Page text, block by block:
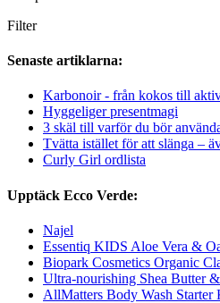
Filter
Senaste artiklarna:
Karbonoir - från kokos till
Hyggeliger presentmagi
3 skäl till varför du bör
Tvätta istället för att slänga –
Curly Girl ordlista
Upptäck Ecco Verde:
Najel
Essentiq KIDS Aloe Vera &
Biopark Cosmetics Organic
Ultra-nourishing Shea Butter
AllMatters Body Wash Starter